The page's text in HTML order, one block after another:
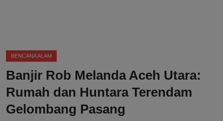
BENCANA ALAM
Banjir Rob Melanda Aceh Utara:
Rumah dan Huntara Terendam
Gelombang Pasang